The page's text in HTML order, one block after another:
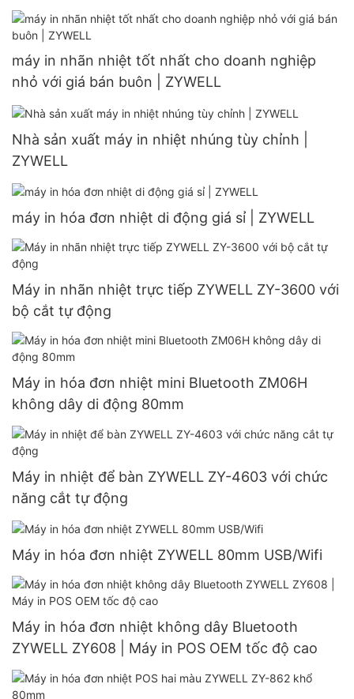
máy in nhãn nhiệt tốt nhất cho doanh nghiệp
nhỏ với giá bán buôn | ZYWELL
Nhà sản xuất máy in nhiệt nhúng tùy chỉnh |
ZYWELL
máy in hóa đơn nhiệt di động giá sỉ | ZYWELL
Máy in nhãn nhiệt trực tiếp ZYWELL ZY-3600 với
bộ cắt tự động
Máy in hóa đơn nhiệt mini Bluetooth ZM06H
không dây di động 80mm
Máy in nhiệt để bàn ZYWELL ZY-4603 với chức
năng cắt tự động
Máy in hóa đơn nhiệt ZYWELL 80mm USB/Wifi
Máy in hóa đơn nhiệt không dây Bluetooth
ZYWELL ZY608 | Máy in POS OEM tốc độ cao